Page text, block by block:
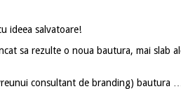
ideea salvatoare!
sa rezulte o noua bautura, mai slab
consultant de branding) bautura